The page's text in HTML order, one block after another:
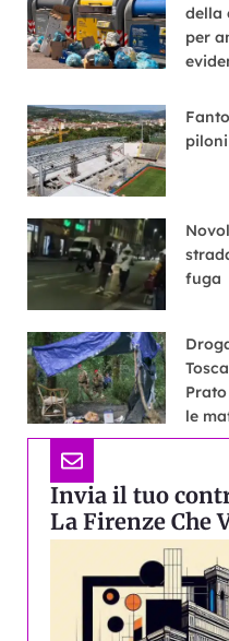
della
per
piloni
fuga
le
Invia il tuo
La Firenze Che